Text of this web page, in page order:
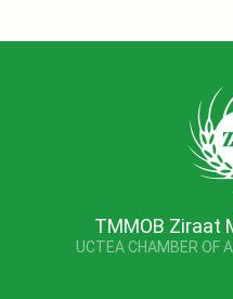
TMMOB Ziraat
UCTEA CHAMBER OF